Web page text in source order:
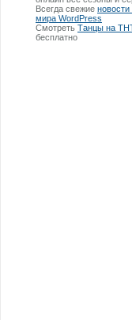
Всегда свежие новости
мира WordPress
Смотреть Танцы на
бесплатно